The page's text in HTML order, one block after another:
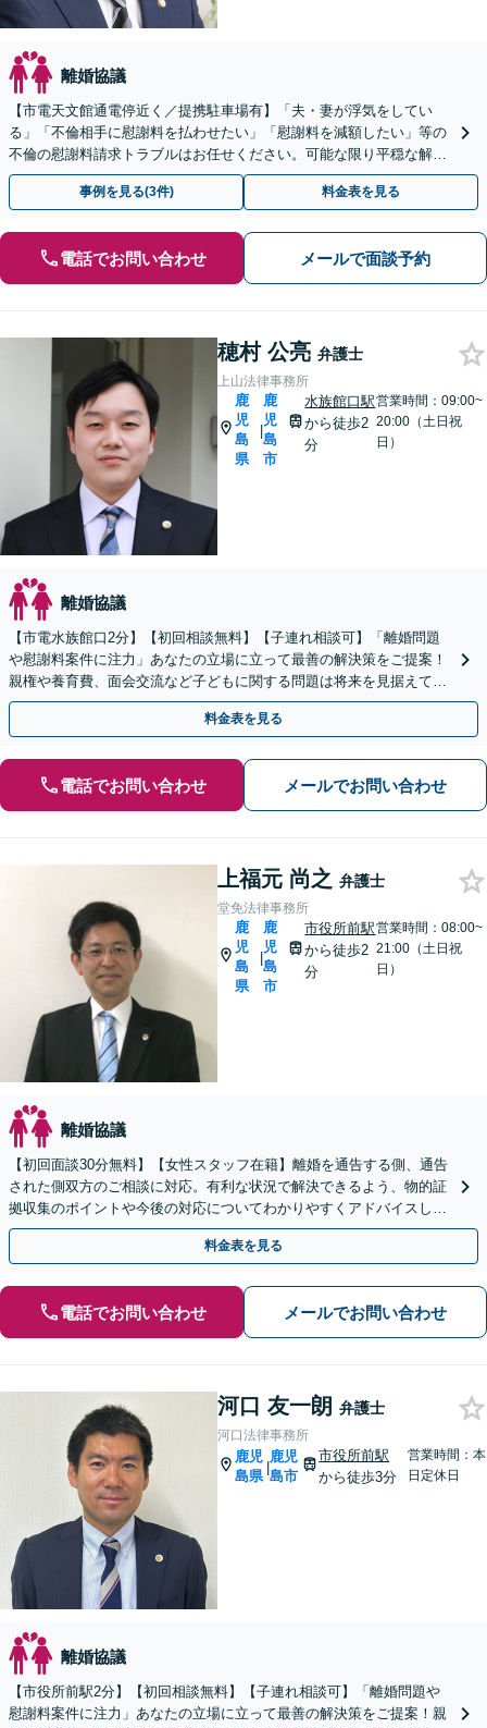
離婚協議
【市電天文館通電停近く／提携駐車場有】「夫・妻が浮気をしてい
る」「不倫相手に慰謝料を払わせたい」「慰謝料を減額したい」等の
不倫の慰謝料請求トラブルはお任せください。可能な限り平穏な解決
を目指しています。【夜間・休日相談可能】
事例を見る(3件) 料金表を見る
電話でお問い合わせ メールで面談予約
穂村 公亮 弁護士
上山法律事務所
鹿
児
島
県
|
鹿
児
島
市
水族館口駅
から徒歩2
分
営業時間：09:00~
20:00（土日祝
日）
離婚協議
【市電水族館口2分】【初回相談無料】【子連れ相談可】「離婚問題
や慰謝料案件に注力」あなたの立場に立って最善の解決策をご提案！
親権や養育費、面会交流など子どもに関する問題は将来を見据えて丁
寧に対応「安心の費用体系／経済状況に応じて柔軟に対応」
料金表を見る
電話でお問い合わせ メールでお問い合わせ
上福元 尚之 弁護士
堂免法律事務所
鹿
児
島
県
|
鹿
児
島
市
市役所前駅
から徒歩2
分
営業時間：08:00~
21:00（土日祝
日）
離婚協議
【初回面談30分無料】【女性スタッフ在籍】離婚を通告する側、通告
された側双方のご相談に対応。有利な状況で解決できるよう、物的証
拠収集のポイントや今後の対応についてわかりやすくアドバイスしま
す【市役所前2分】【休日・夜間面談OK】
料金表を見る
電話でお問い合わせ メールでお問い合わせ
河口 友一朗 弁護士
河口法律事務所
鹿児
島県
|
鹿児
島市
市役所前駅
から徒歩3分
営業時間：本
日定休日
離婚協議
【市役所前駅2分】【初回相談無料】【子連れ相談可】「離婚問題や
慰謝料案件に注力」あなたの立場に立って最善の解決策をご提案！親